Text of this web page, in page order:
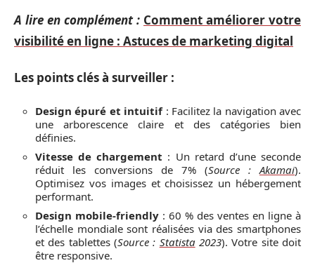
A lire en complément : Comment améliorer votre
visibilité en ligne : Astuces de marketing digital
Les points clés à surveiller :
Design épuré et intuitif: Facilitez la navigation avec
une arborescence claire et des catégories bien
définies.
Vitesse de chargement : Un retard d’une seconde
réduit les conversions de 7% (Source : Akamai).
Optimisez vos images et choisissez un hébergement
performant.
Design mobile-friendly : 60 % des ventes en ligne à
l’échelle mondiale sont réalisées via des smartphones
et des tablettes (Source : Statista2023). Votre site doit
être responsive.